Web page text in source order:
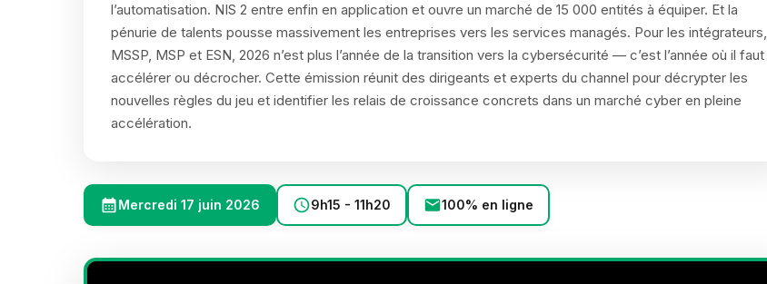
l’automatisation. NIS 2 entre enfin en application et ouvre un marché de 15 000 entités à équiper. Et la
pénurie de talents pousse massivement les entreprises vers les services managés. Pour les intégrateurs,
MSSP, MSP et ESN, 2026 n’est plus l’année de la transition vers la cybersécurité — c’est l’année où il faut
accélérer ou décrocher. Cette émission réunit des dirigeants et experts du channel pour décrypter les
nouvelles règles du jeu et identifier les relais de croissance concrets dans un marché cyber en pleine
accélération.
Mercredi 17 juin 2026 9h15 - 11h20 100% en ligne